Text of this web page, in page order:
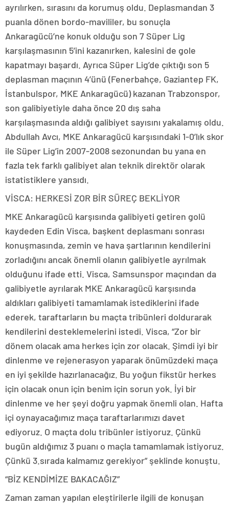
ayrılırken, sırasını da korumuş oldu. Deplasmandan 3
puanla dönen bordo-mavililer, bu sonuçla
Ankaragücü’ne konuk olduğu son 7 Süper Lig
karşılaşmasının 5’ini kazanırken, kalesini de gole
kapatmayı başardı. Ayrıca Süper Lig’de çıktığı son 5
deplasman maçının 4’ünü (Fenerbahçe, Gaziantep FK,
İstanbulspor, MKE Ankaragücü) kazanan Trabzonspor,
son galibiyetiyle daha önce 20 dış saha
karşılaşmasında aldığı galibiyet sayısını yakalamış oldu.
Abdullah Avcı, MKE Ankaragücü karşısındaki 1-0’lık skor
ile Süper Lig’in 2007-2008 sezonundan bu yana en
fazla tek farklı galibiyet alan teknik direktör olarak
istatistiklere yansıdı.
VİSCA: HERKESİ ZOR BİR SÜREÇ BEKLİYOR
MKE Ankaragücü karşısında galibiyeti getiren golü
kaydeden Edin Visca, başkent deplasmanı sonrası
konuşmasında, zemin ve hava şartlarının kendilerini
zorladığını ancak önemli olanın galibiyetle ayrılmak
olduğunu ifade etti. Visca, Samsunspor maçından da
galibiyetle ayrılarak MKE Ankaragücü karşısında
aldıkları galibiyeti tamamlamak istediklerini ifade
ederek, taraftarların bu maçta tribünleri doldurarak
kendilerini desteklemelerini istedi. Visca, “Zor bir
dönem olacak ama herkes için zor olacak. Şimdi iyi bir
dinlenme ve rejenerasyon yaparak önümüzdeki maça
en iyi şekilde hazırlanacağız. Bu yoğun fikstür herkes
için olacak onun için benim için sorun yok. İyi bir
dinlenme ve her şeyi doğru yapmak önemli olan. Hafta
içi oynayacağımız maça taraftarlarımızı davet
ediyoruz. O maçta dolu tribünler istiyoruz. Çünkü
bugün aldığımız 3 puanı o maçla tamamlamak istiyoruz.
Çünkü 3.sırada kalmamız gerekiyor” şeklinde konuştu.
“BİZ KENDİMİZE BAKACAĞIZ”
Zaman zaman yapılan eleştirilerle ilgili de konuşan